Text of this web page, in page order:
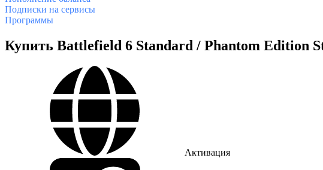
Подписки на сервисы
Программы
Купить Battlefield 6 Standard / Phantom Edition
Активация